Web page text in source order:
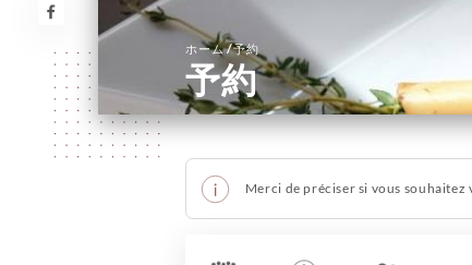
ホーム/予約
予約